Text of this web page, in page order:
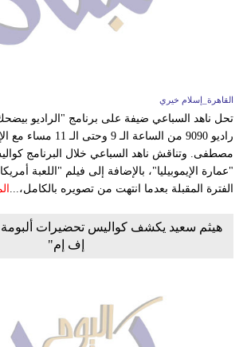
القاهرة_إسلام خيري
تحل ناهد السباعي ضيفة على برنامج "الراديو
راديو 9090 من الساعة الـ 9
مصطفى. وتناقش ناهد السباعي خلال البرنامج
"عمارة الإيموبيليا"، بالإضافة إلى فيلم "اللعبة
الفترة المقبلة بعدما انتهت من تصويره بالكامل،...
هيثم سعيد يكشف كواليس تحضيرات ألبومة
إف إم"